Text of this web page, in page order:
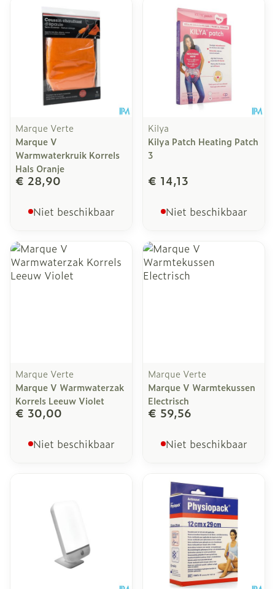
Marque Verte
Marque V
Warmwaterkruik Korrels
Hals Oranje
€ 28,90
Niet beschikbaar
Kilya
Kilya Patch Heating Patch
3
€ 14,13
Niet beschikbaar
Marque Verte
Marque V Warmwaterzak
Korrels Leeuw Violet
€ 30,00
Niet beschikbaar
Marque Verte
Marque V Warmtekussen
Electrisch
€ 59,56
Niet beschikbaar